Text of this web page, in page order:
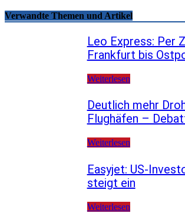
Verwandte Themen und Artikel
Leo Express: Per
Frankfurt bis
Weiterlesen
Deutlich mehr
Flughäfen –
Weiterlesen
Easyjet: US-
steigt ein
Weiterlesen